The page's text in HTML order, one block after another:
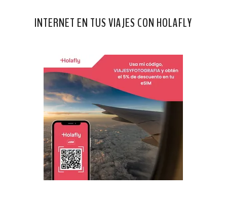
INTERNET EN TUS VIAJES CON HOLAFLY